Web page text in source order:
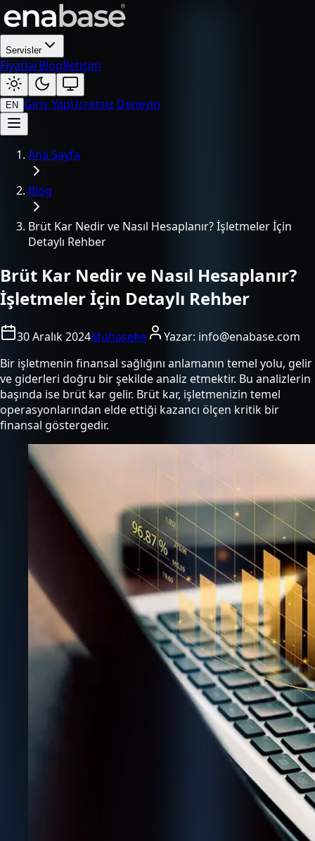
Servisler
FiyatlarBlogİletişim
EN Giriş YapÜcretsiz Deneyin
Ana Sayfa
Blog
Brüt Kar Nedir ve Nasıl Hesaplanır? İşletmeler İçin
Detaylı Rehber
Brüt Kar Nedir ve Nasıl Hesaplanır?
İşletmeler İçin Detaylı Rehber
30 Aralık 2024Muhasebe Yazar: info@enabase.com
Bir işletmenin finansal sağlığını anlamanın temel yolu, gelir
ve giderleri doğru bir şekilde analiz etmektir. Bu analizlerin
başında ise brüt kar gelir. Brüt kar, işletmenizin temel
operasyonlarından elde ettiği kazancı ölçen kritik bir
finansal göstergedir.